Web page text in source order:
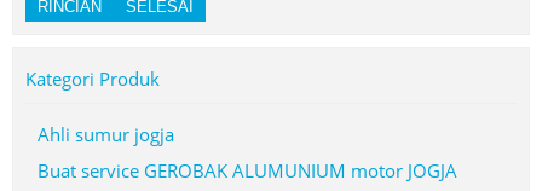
RINCIAN SELESAI
Kategori Produk
Ahli sumur jogja
Buat service GEROBAK ALUMUNIUM motor JOGJA